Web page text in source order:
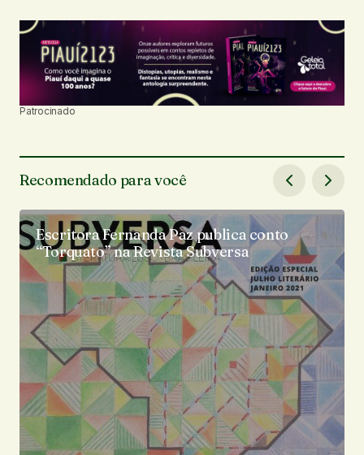
Patrocinado
Recomendado para você
Escritora Fernanda Paz publica conto
“Torquato” na Revista Subversa